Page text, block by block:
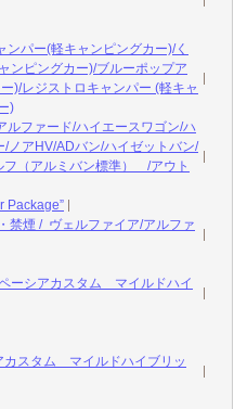
パー(軽キャンピングカー)/く
ンピングカー)/ブルーポップア
)/レジストロキャンパー (軽キャ
)
ルファード/ハイエースワゴン/ハ
ノアHV/ADバン/ハイゼットバン/
フ（アルミバン標準） /アウト
Package”
禁煙 / ヴェルファイア/アルファ
ーシアカスタム マイルドハイ
カスタム マイルドハイブリッ